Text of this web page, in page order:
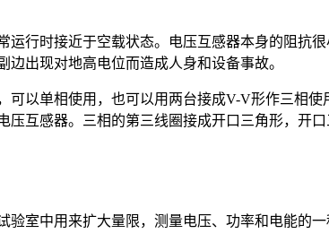
行时接近于空载状态。电压互感器本身的阻抗
出现对地高电位而造成人身和设备事故。
以单相使用，也可以用两台接成V-V形作三相
互感器。三相的第三线圈接成开口三角形，开
室中用来扩大量限，测量电压、功率和电能的